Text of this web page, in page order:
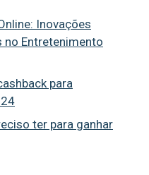
Inovações
Entretenimento
para
ter para ganhar